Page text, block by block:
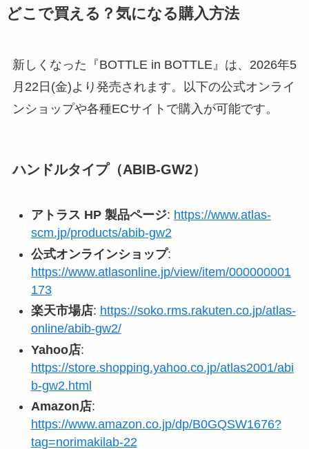
どこで買える？気になる購入方法
新しくなった『BOTTLE in BOTTLE』は、2026年5
月22日(金)より発売されます。以下の公式オンライ
ンショップや各種ECサイトで購入が可能です。
ハンドルタイプ（ABIB-GW2）
アトラス HP 製品ページ: https://www.atlas-
scm.jp/products/abib-gw2
公式オンラインショップ:
https://www.atlasonline.jp/view/item/000000001
173
楽天市場店: https://soko.rms.rakuten.co.jp/atlas-
online/abib-gw2/
Yahoo店:
https://store.shopping.yahoo.co.jp/atlas2001/abi
b-gw2.html
Amazon店:
https://www.amazon.co.jp/dp/B0GQSW1676?
tag=norimakilab-22